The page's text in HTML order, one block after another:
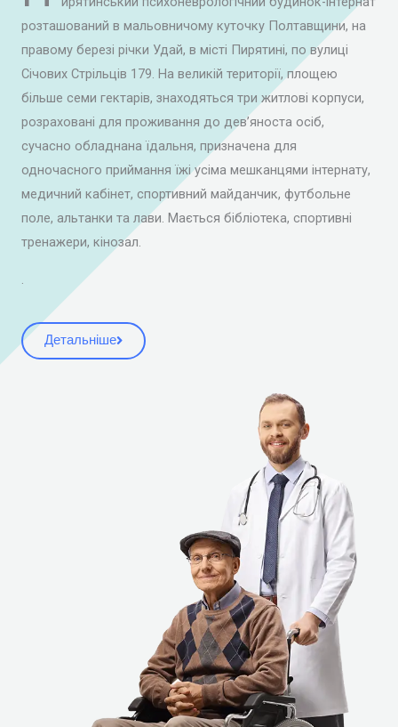
розташований в мальовничому куточку Полтавщини, на
правому березі річки Удай, в місті Пирятині, по вулиці
Січових Стрільців 179. На великій території, площею
більше семи гектарів, знаходяться три житлові корпуси,
розраховані для проживання до дев’яноста осіб,
сучасно обладнана їдальня, призначена для
одночасного приймання їжі усіма мешканцями інтернату,
медичний кабінет, спортивний майданчик, футбольне
поле, альтанки та лави. Мається бібліотека, спортивні
тренажери, кінозал.
Детальніше